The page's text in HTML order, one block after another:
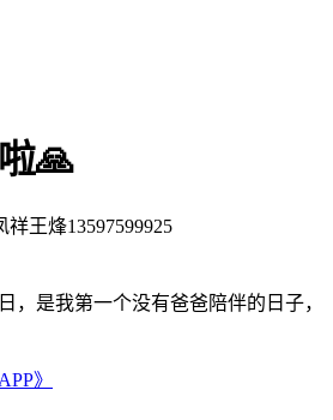
🙏
祥王烽13597599925
，是我第一个没有爸爸陪伴的日子，
》